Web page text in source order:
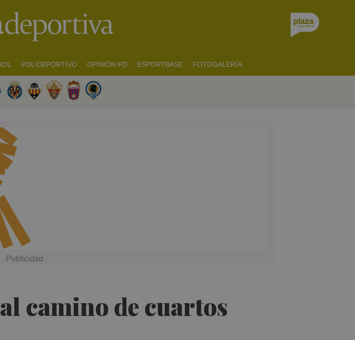
POLIDEPORTIVO OPINIÓN PD ESPORTBASE FOTOGALERÍA
camino de cuartos